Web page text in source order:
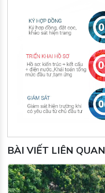
BÀI VIẾT LIÊN QUAN